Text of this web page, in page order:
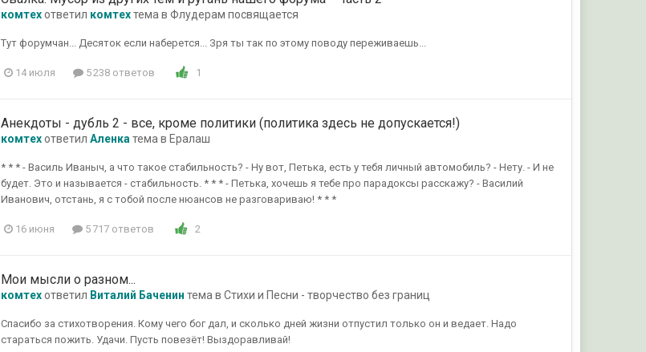
комтехответил комтехтема вФлудерам посвящается
Тут форумчан... Десяток если наберется... Зря ты так по этому поводу переживаешь...
14 июля 5 238 ответов 1
Анекдоты - дубль 2 - все, кроме политики (политика здесь не допускается!)
комтехответилАленка тема в Ералаш
* * * - Василь Иваныч, а что такое стабильность? - Ну вот, Петька, есть у тебя личный автомобиль? - Нету. - И не
будет. Это и называется - стабильность. * * * - Петька, хочешь я тебе про парадоксы расскажу? - Василий
Иванович, отстань, я с тобой после нюансов не разговариваю! * * *
16 июня 5 717 ответов 2
Мои мысли о разном...
комтехответил Виталий Баченин тема вСтихи и Песни - творчество без границ
Спасибо за стихотворения. Кому чего бог дал, и сколько дней жизни отпустил только он и ведает. Надо
стараться пожить. Удачи. Пусть повезёт! Выздоравливай!